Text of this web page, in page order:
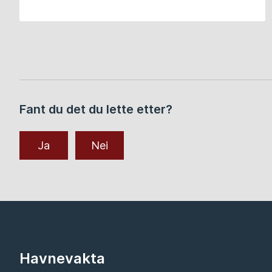
Fant du det du lette etter?
Ja Nei
Havnevakta